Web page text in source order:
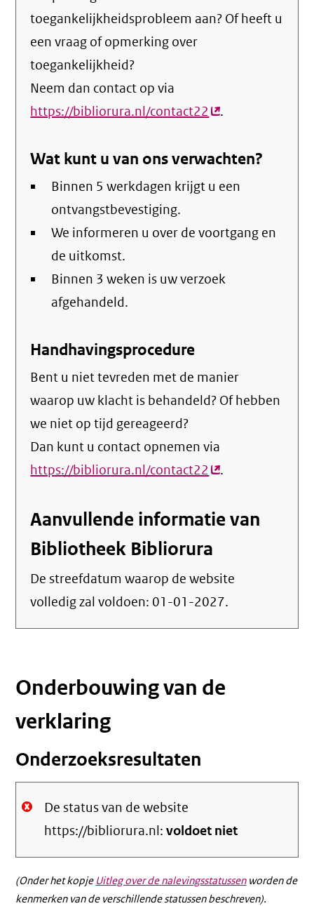
toegankelijkheidsprobleem aan? Of heeft u
een vraag of opmerking over
toegankelijkheid?
Neem dan contact op via
https://bibliorura.nl/contact22(externe
.
Wat kunt u van ons verwachten?
Binnen 5 werkdagen krijgt u een
ontvangstbevestiging.
We informeren u over de voortgang en
de uitkomst.
Binnen 3 weken is uw verzoek
afgehandeld.
Handhavingsprocedure
Bent u niet tevreden met de manier
waarop uw klacht is behandeld? Of hebben
we niet op tijd gereageerd?
Dan kunt u contact opnemen via
https://bibliorura.nl/contact22(externe
.
Aanvullende informatie van
Bibliotheek Bibliorura
De streefdatum waarop de website
volledig zal voldoen: 01-01-2027.
Onderbouwing van de
verklaring
Onderzoeksresultaten
De status van de website
https://bibliorura.nl:voldoet niet
(Onder het kopje Uitleg over de nalevingsstatussenworden de
kenmerken van de verschillende statussen beschreven).